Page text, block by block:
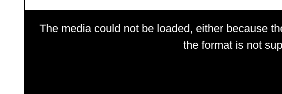
The media could not be loaded, either because
the format is not